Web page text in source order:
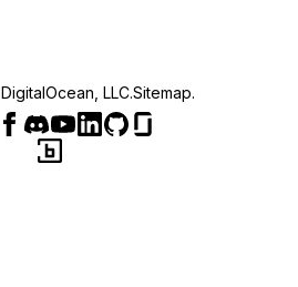
DigitalOcean, LLC.Sitemap.